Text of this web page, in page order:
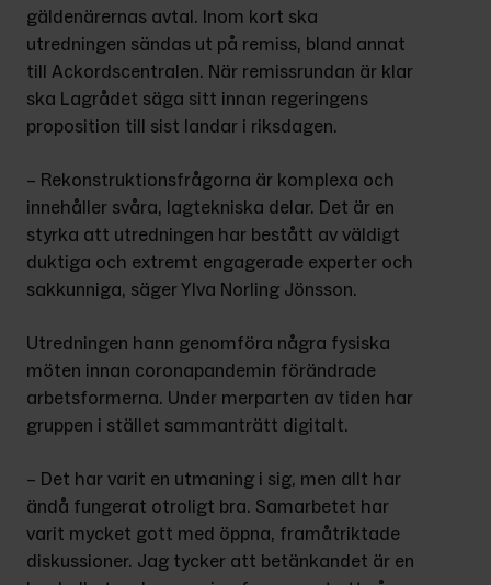
gäldenärernas avtal. Inom kort ska
utredningen sändas ut på remiss, bland annat
till Ackordscentralen. När remissrundan är klar
ska Lagrådet säga sitt innan regeringens
proposition till sist landar i riksdagen.
– Rekonstruktionsfrågorna är komplexa och
innehåller svåra, lagtekniska delar. Det är en
styrka att utredningen har bestått av väldigt
duktiga och extremt engagerade experter och
sakkunniga, säger Ylva Norling Jönsson.
Utredningen hann genomföra några fysiska
möten innan coronapandemin förändrade
arbetsformerna. Under merparten av tiden har
gruppen i stället sammanträtt digitalt.
– Det har varit en utmaning i sig, men allt har
ändå fungerat otroligt bra. Samarbetet har
varit mycket gott med öppna, framåtriktade
diskussioner. Jag tycker att betänkandet är en